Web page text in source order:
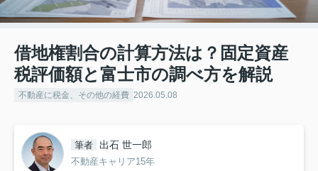
借地権割合の計算方法は？固定資産
税評価額と富士市の調べ方を解説
不動産に税金、その他の経費 2026.05.08
筆者 出石 世一郎
不動産キャリア15年